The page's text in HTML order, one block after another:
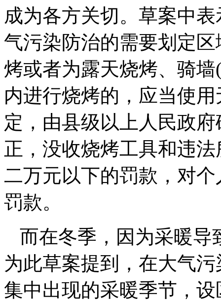
成为各方关切。草案中
气污染防治的需要划定
烤或者为露天烧烤、骑
内进行烧烤的，应当使
定，由县级以上人民政
正，没收烧烤工具和违
二万元以下的罚款，对
罚款。
而在冬季，因为采暖导
为此草案提到，在大气
集中出现的采暖季节，